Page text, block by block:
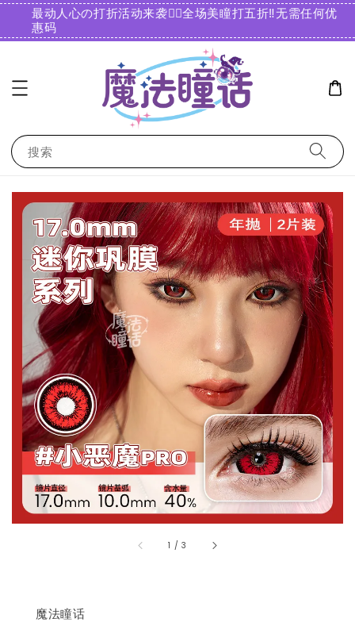
最动人心の打折活动来袭❤️‍🔥全场美瞳打五折‼️无需任何优
惠码️
搜索
1 /3
魔法瞳话